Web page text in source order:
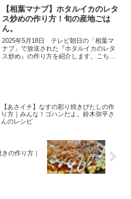
画チーズ編「料理ッスル！！」。こちら
の『かのう流カ...
【相葉マナブ】ホタルイカのレタ
ス炒めの作り方！旬の産地ごは
ん。
2025年5月18日 テレビ朝日の「相葉マ
ナブ」で放送された『ホタルイカのレタ
ス炒め』の作り方を紹介します。こちら
【あさイチ】なすの彩り焼きびたしの作
り方｜みんな！ゴハンだよ。鈴木弥平さ
んのレシピ
の作り方｜